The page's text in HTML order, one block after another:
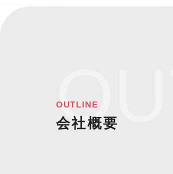
OUTLINE
会社概要